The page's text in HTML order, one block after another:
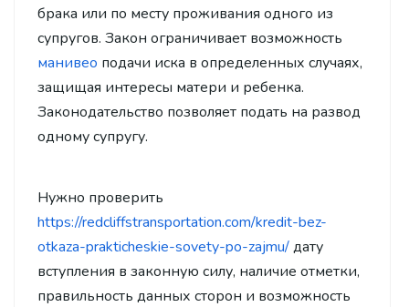
брака или по месту проживания одного из
супругов. Закон ограничивает возможность
манивео подачи иска в определенных случаях,
защищая интересы матери и ребенка.
Законодательство позволяет подать на развод
одному супругу.
Нужно проверить
https://redcliffstransportation.com/kredit-bez-
otkaza-prakticheskie-sovety-po-zajmu/дату
вступления в законную силу, наличие отметки,
правильность данных сторон и возможность